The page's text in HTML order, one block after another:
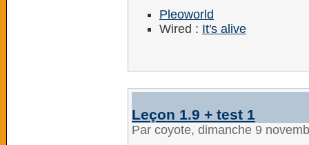
Pleoworld
Wired : It's alive
Leçon 1.9 + test 1
Par coyote, dimanche 9